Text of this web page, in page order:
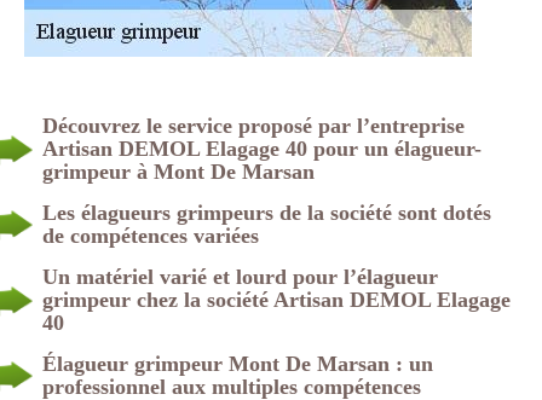
Découvrez le service proposé par l’entreprise
Artisan DEMOL Elagage 40 pour un élagueur-
grimpeur à Mont De Marsan
Les élagueurs grimpeurs de la société sont dotés
de compétences variées
Un matériel varié et lourd pour l’élagueur
grimpeur chez la société Artisan DEMOL Elagage
40
Élagueur grimpeur Mont De Marsan : un
professionnel aux multiples compétences